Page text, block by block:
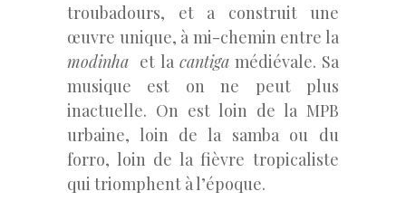
troubadours, et a construit une
œuvre unique, à mi-chemin entre la
modinha et la cantigamédiévale. Sa
musique est on ne peut plus
inactuelle. On est loin de la MPB
urbaine, loin de la samba ou du
forro, loin de la fièvre tropicaliste
qui triomphent à l’époque.